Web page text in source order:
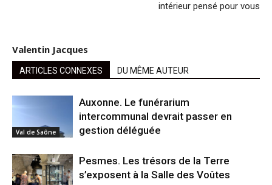
intérieur pensé pour vous
Valentin Jacques
ARTICLES CONNEXES DU MÊME AUTEUR
Val de Saône
Auxonne. Le funérarium
intercommunal devrait passer en
gestion déléguée
Pesmes. Les trésors de la Terre
s’exposent à la Salle des Voûtes